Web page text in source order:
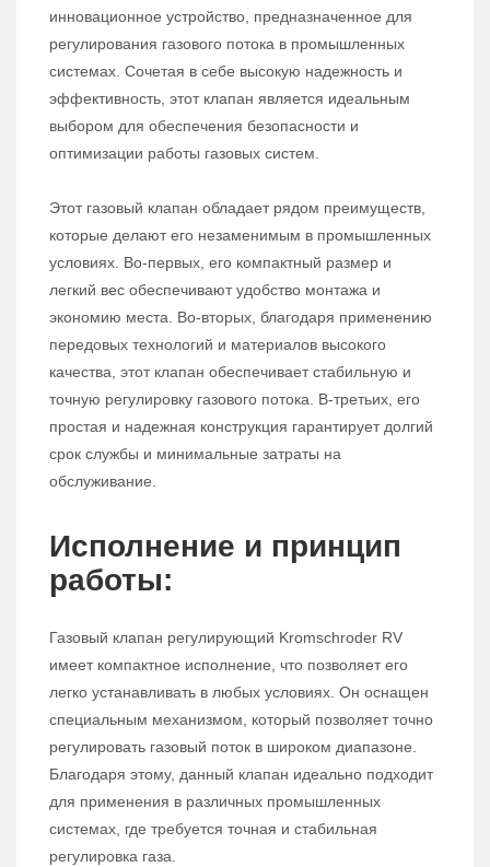
инновационное устройство, предназначенное для
регулирования газового потока в промышленных
системах. Сочетая в себе высокую надежность и
эффективность, этот клапан является идеальным
выбором для обеспечения безопасности и
оптимизации работы газовых систем.
Этот газовый клапан обладает рядом преимуществ,
которые делают его незаменимым в промышленных
условиях. Во-первых, его компактный размер и
легкий вес обеспечивают удобство монтажа и
экономию места. Во-вторых, благодаря применению
передовых технологий и материалов высокого
качества, этот клапан обеспечивает стабильную и
точную регулировку газового потока. В-третьих, его
простая и надежная конструкция гарантирует долгий
срок службы и минимальные затраты на
обслуживание.
Исполнение и принцип
работы:
Газовый клапан регулирующий Kromschroder RV
имеет компактное исполнение, что позволяет его
легко устанавливать в любых условиях. Он оснащен
специальным механизмом, который позволяет точно
регулировать газовый поток в широком диапазоне.
Благодаря этому, данный клапан идеально подходит
для применения в различных промышленных
системах, где требуется точная и стабильная
регулировка газа.